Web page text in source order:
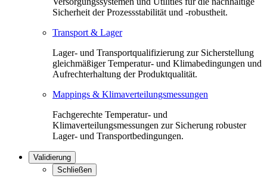
Sicherheit der Prozessstabilität und -robustheit.
Transport & Lager
Lager- und Transportqualifizierung zur Sicherstellung
gleichmäßiger Temperatur- und Klimabedingungen und
Aufrechterhaltung der Produktqualität.
Mappings & Klimaverteilungsmessungen
Fachgerechte Temperatur- und
Klimaverteilungsmessungen zur Sicherung robuster
Lager- und Transportbedingungen.
Validierung
Schließen